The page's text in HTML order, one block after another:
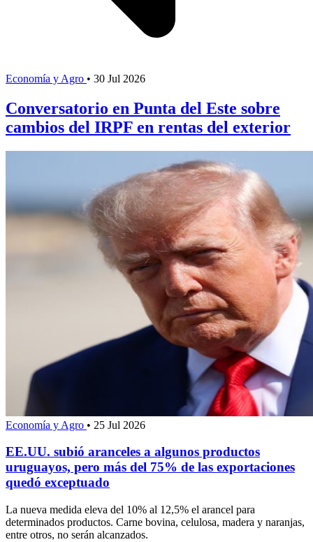
Economía y Agro • 30 Jul 2026
Conversatorio en Punta del Este sobre
cambios del IRPF en rentas del exterior
Economía y Agro • 25 Jul 2026
EE.UU. subió aranceles a algunos productos
uruguayos, pero más del 75% de las exportaciones
quedó exceptuado
La nueva medida eleva del 10% al 12,5% el arancel para
determinados productos. Carne bovina, celulosa, madera y naranjas,
entre otros, no serán alcanzados.